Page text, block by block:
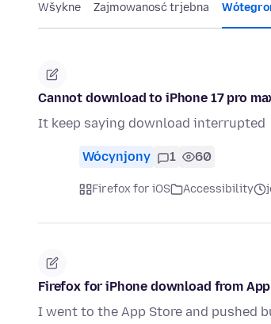
Wšykne Zajmowanosć trjebna
Cannot download to iPhone 17 pro
It keep saying download interrupted
Wócynjony 1 60
Firefox for iOS Accessibility
Firefox for iPhone download from
I went to the App Store and pushed